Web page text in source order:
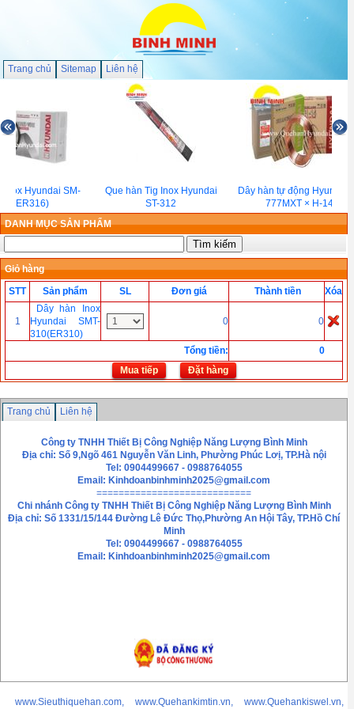
Trang chủ Sitemap Liên hệ
Inox Hyundai SM-
Que hàn Tig Inox Hyundai
ST-312
Dây hàn tự động Hyundai
777MXT × H-14
DANH MỤC SẢN PHẨM
Giỏ hàng
STT
Sản phẩm SL Đơn giá Thành tiền Xóa
1
Dây hàn Inox
Hyundai SMT-
310(ER310)
0 0
Tổng tiền:
0
Mua tiếp
Đặt hàng
Trang chủ Liên hệ
Công ty TNHH Thiết Bị Công Nghiệp Năng Lượng Bình Minh
Địa chỉ: Số 9,Ngõ 461 Nguyễn Văn Linh, Phường Phúc Lơị, TP.Hà nội
Tel: 0904499667 - 0988764055
Email: Kinhdoanbinhminh2025@gmail.com
============================
Chi nhánh Công ty TNHH Thiết Bị Công Nghiệp Năng Lượng Bình Minh
Địa chỉ: Số 1331/15/144 Đường Lê Đức Thọ,Phường An Hội Tây, TP.Hồ Chí
Minh
Tel: 0904499667 - 0988764055
Email: Kinhdoanbinhminh2025@gmail.com
www.Sieuthiquehan.com, www.Quehankimtin.vn, www.Quehankiswel.vn,